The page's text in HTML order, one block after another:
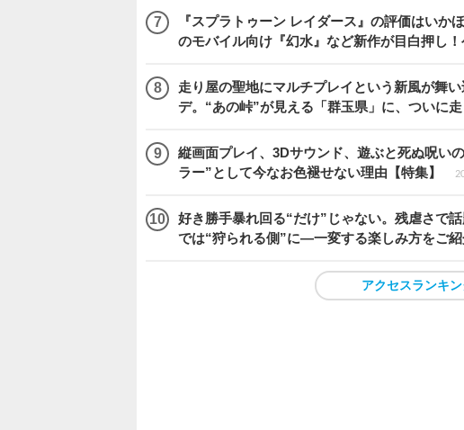
『スプラトゥーン レイダース』の評価はい
のモバイル向け『幻水』など新作が目白押し
走り屋の聖地にマルチプレイという新風が舞
デ。“あの峠”が見える「群玉県」に、ついに
縦画面プレイ、3Dサウンド、遊ぶと死ぬ呪い
ラー”として今なお色褪せない理由【特集】
好き勝手暴れ回る“だけ”じゃない。残虐さで
では“狩られる側”に―一変する楽しみ方をご紹
アクセスランキ